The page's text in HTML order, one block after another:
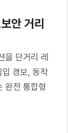
안 거리
을 단거리 레
경보, 동작
완전 통합형